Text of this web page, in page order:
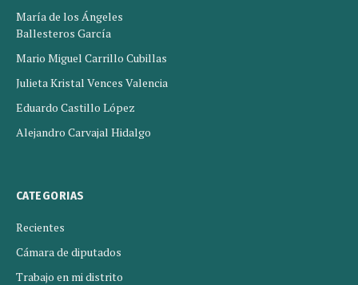
María de los Ángeles
Ballesteros García
Mario Miguel Carrillo Cubillas
Julieta Kristal Vences Valencia
Eduardo Castillo López
Alejandro Carvajal Hidalgo
CATEGORIAS
Recientes
Cámara de diputados
Trabajo en mi distrito